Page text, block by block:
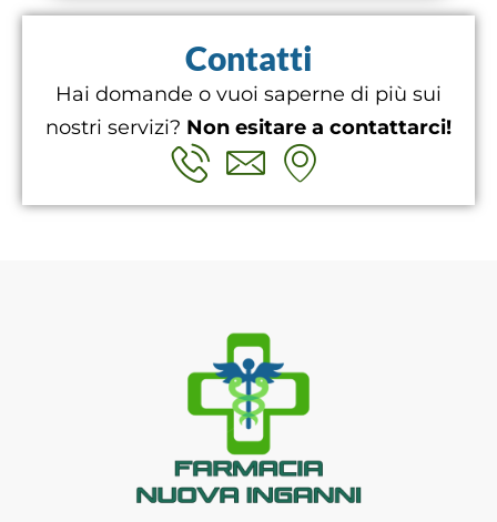
Contatti
Hai domande o vuoi saperne di più sui
nostri servizi? Non esitare a contattarci!